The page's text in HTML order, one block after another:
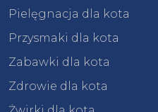
Pielęgnacja dla kota
Przysmaki dla kota
Zabawki dla kota
Zdrowie dla kota